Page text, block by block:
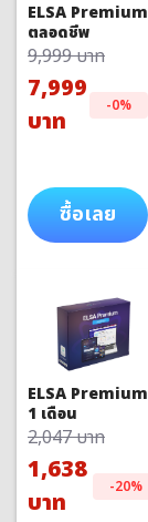
ELSA Premium
ตลอดชีพ
9,999 บาท
7,999
บาท
-0%
ซื้อเลย
ELSA Premium
1 เดือน
2,047 บาท
1,638
บาท
-20%